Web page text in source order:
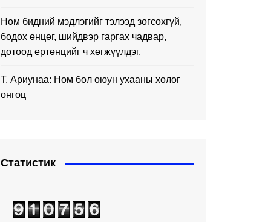
Ном бидний мэдлэгийг тэлээд зогсохгүй,
бодох өнцөг, шийдвэр гаргах чадвар,
дотоод ертөнцийг ч хөгжүүлдэг.
Т. Ариунаа: Ном бол оюун ухааны хөлөг
онгоц
Статистик